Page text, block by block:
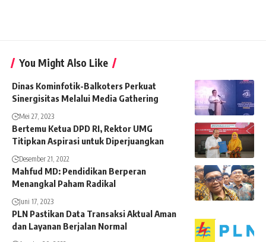
You Might Also Like
Dinas Kominfotik-Balkoters Perkuat
Sinergisitas Melalui Media Gathering
Mei 27, 2023
Bertemu Ketua DPD RI, Rektor UMG
Titipkan Aspirasi untuk Diperjuangkan
Desember 21, 2022
Mahfud MD: Pendidikan Berperan
Menangkal Paham Radikal
Juni 17, 2023
PLN Pastikan Data Transaksi Aktual Aman
dan Layanan Berjalan Normal